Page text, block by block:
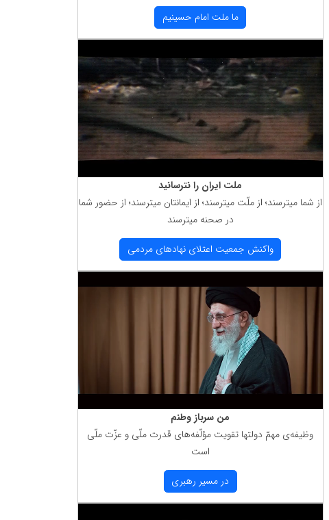
ما ملت امام حسینیم
ملت ایران را نترسانید
از شما میترسند؛ از ملّت میترسند؛ از ایمانتان میترسند؛ از حضور شما
در صحنه میترسند
واكنش جمعیت اعتلای نهادهای مردمی
من سرباز وطنم
وظیفه‌ی مهمّ دولتها تقویت مؤلّفه‌های قدرت ملّی و عزّت ملّی
است
در مسیر رهبری